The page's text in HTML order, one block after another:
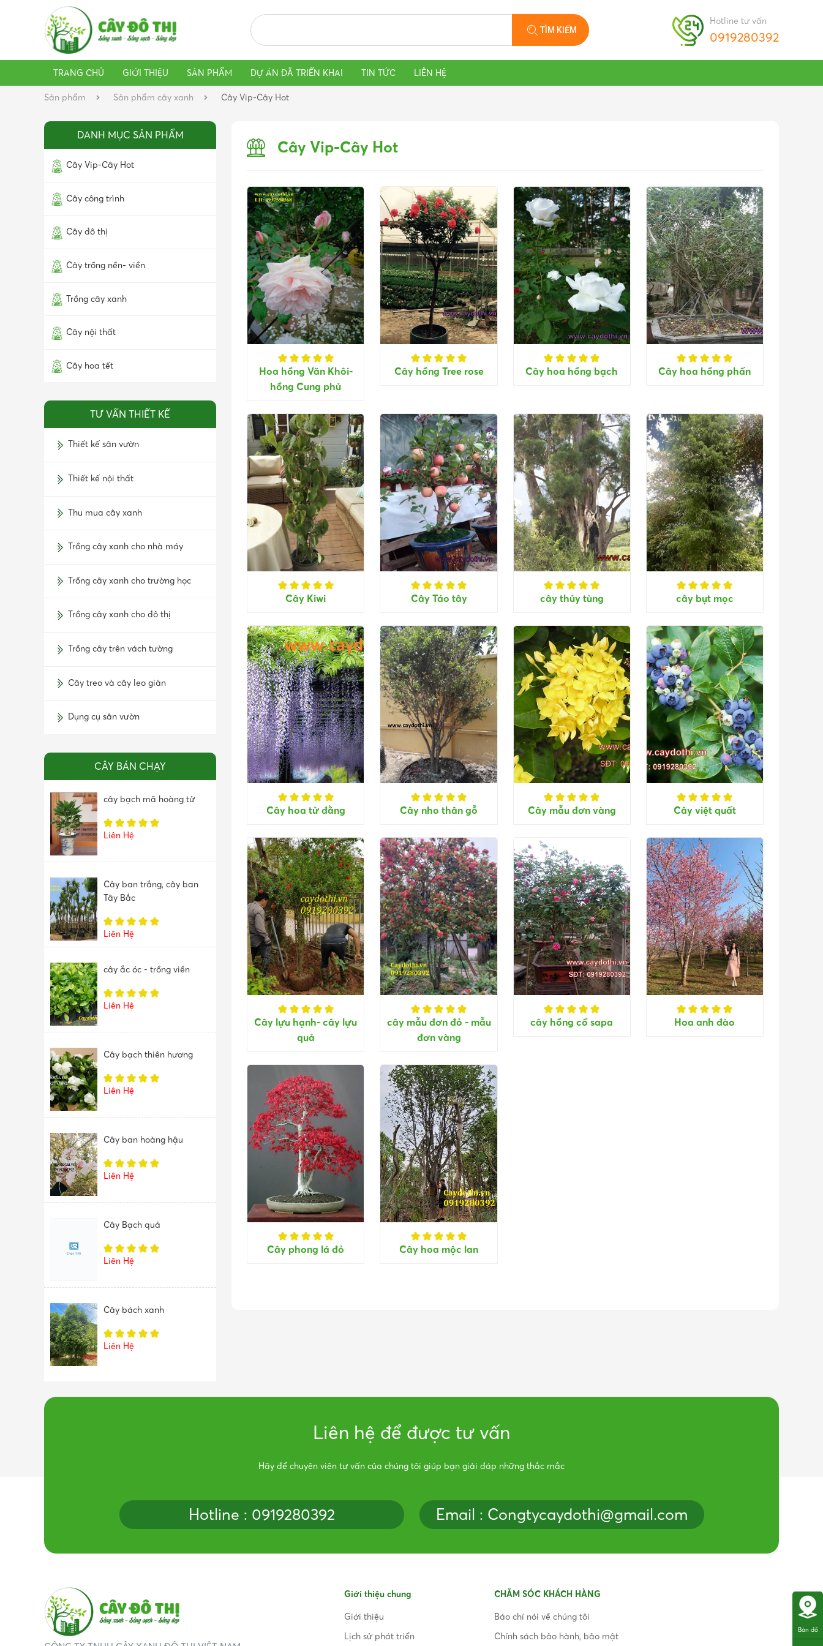
TÌM KIẾM
Hotline tư vấn
0919280392
TRANG CHỦ GIỚI THIỆU SẢN PHẨM DỰ ÁN ĐÃ TRIỂN KHAI TIN TỨC LIÊN HỆ
Sản phẩm Sản phẩm cây xanh Cây Vip-Cây Hot
DANH MỤC SẢN PHẨM
Cây Vip-Cây Hot
Cây công trình
Cây đô thị
Cây trồng nền- viền
Trồng cây xanh
Cây nội thất
Cây hoa tết
TƯ VẤN THIẾT KẾ
Thiết kế sân vườn
Thiết kế nội thất
Thu mua cây xanh
Trồng cây xanh cho nhà máy
Trồng cây xanh cho trường học
Trồng cây xanh cho đô thị
Trồng cây trên vách tường
Cây treo và cây leo giàn
Dụng cụ sân vườn
CÂY BÁN CHẠY
cây bạch mã hoàng tử
Liên Hệ
Cây ban trắng, cây ban
Tây Bắc
Liên Hệ
cây ắc óc - trồng viền
Liên Hệ
Cây bạch thiên hương
Liên Hệ
Cây ban hoàng hậu
Liên Hệ
Cây Bạch quả
Liên Hệ
Cây bách xanh
Liên Hệ
Cây Vip-Cây Hot
Hoa hồng Văn Khôi-
hồng Cung phủ
Cây hồng Tree rose Cây hoa hồng bạch Cây hoa hồng phấn
Cây Kiwi Cây Táo tây cây thủy tùng cây bụt mọc
Cây hoa tử đằng Cây nho thân gỗ Cây mẫu đơn vàng Cây việt quất
Cây lựu hạnh- cây lựu
quả
cây mẫu đơn đỏ - mẫu
đơn vàng
cây hồng cổ sapa Hoa anh đào
Cây phong lá đỏ Cây hoa mộc lan
Liên hệ để được tư vấn
Hãy để chuyên viên tư vấn của chúng tôi giúp bạn giải đáp những thắc mắc
Hotline : 0919280392 Email : Congtycaydothi@gmail.com
Giới thiệu chung
Giới thiệu
Lịch sử phát triển
CHĂM SÓC KHÁCH HÀNG
Báo chí nói về chúng tôi
Chính sách bảo hành, bảo mật
Bản đồ